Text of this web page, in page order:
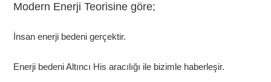
Modern Enerji Teorisine göre;
İnsan enerji bedeni gerçektir.
Enerji bedeni Altıncı His aracılığı ile bizimle haberleşir.